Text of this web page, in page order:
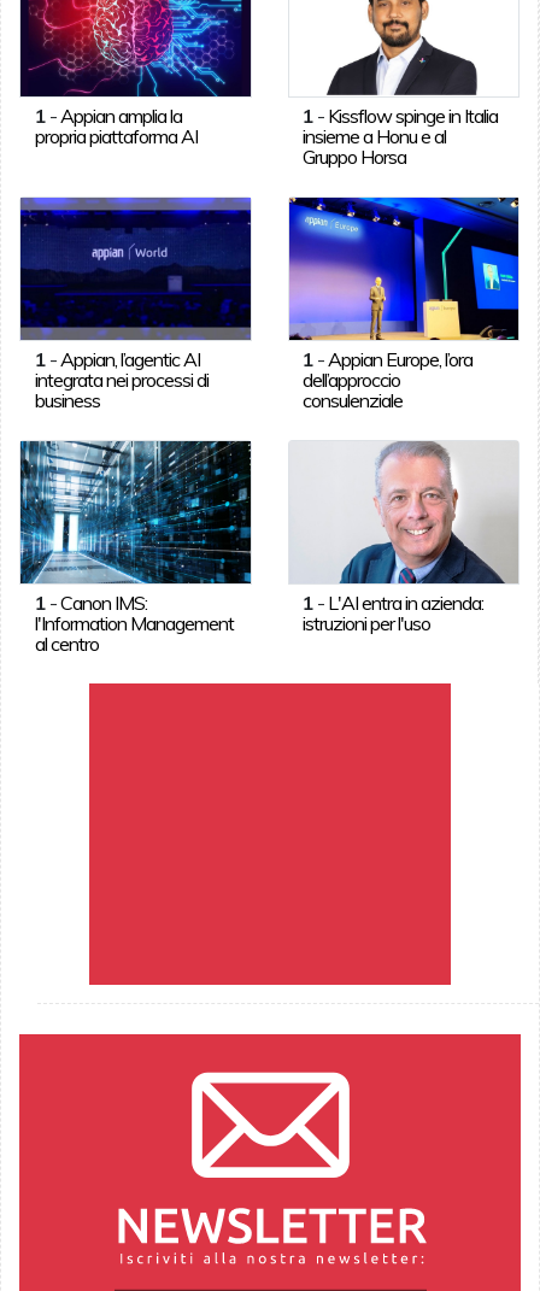
1- Appian amplia la
propria piattaforma AI
1 - Kissflow spinge in Italia
insieme a Honu e al
Gruppo Horsa
1- Appian, l’agentic AI
integrata nei processi di
business
1 - Appian Europe, l’ora
dell’approccio
consulenziale
1-Canon IMS:
l'Information Management
al centro
1 - L'AI entra in azienda:
istruzioni per l'uso